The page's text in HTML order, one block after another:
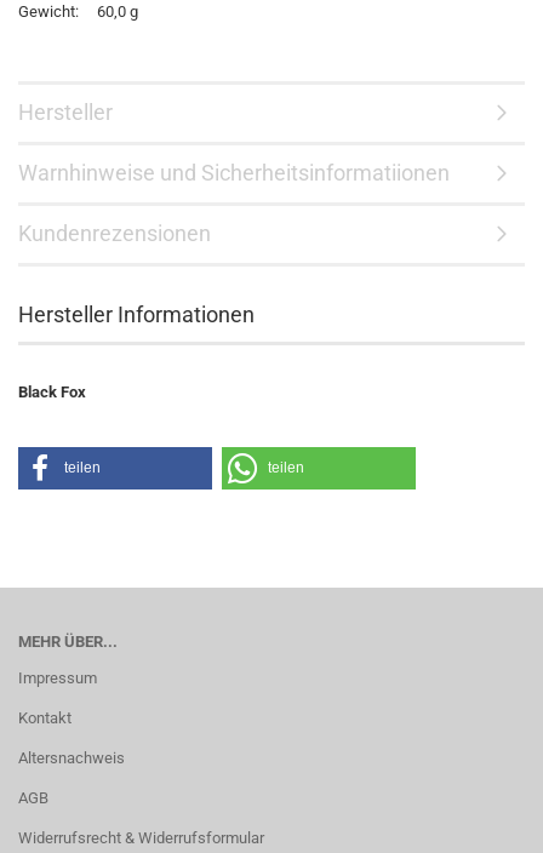
Gewicht: 60,0 g
Hersteller
Warnhinweise und Sicherheitsinformatiionen
Kundenrezensionen
Hersteller Informationen
Black Fox
teilen teilen
MEHR ÜBER...
Impressum
Kontakt
Altersnachweis
AGB
Widerrufsrecht & Widerrufsformular